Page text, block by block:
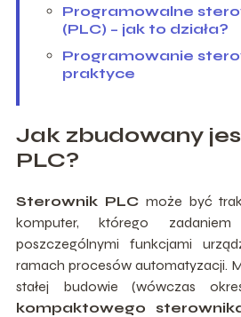
Programowalne
(PLC) – jak to działa?
Programowanie
praktyce
Jak zbudowany
PLC?
Sterownik PLC może być
komputer, którego
poszczególnymi funkcjami
ramach procesów automatyzacji.
stałej budowie (wówczas
kompaktowego